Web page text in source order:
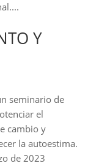
Y
seminario de
el
cambio y
la autoestima.
de 2023